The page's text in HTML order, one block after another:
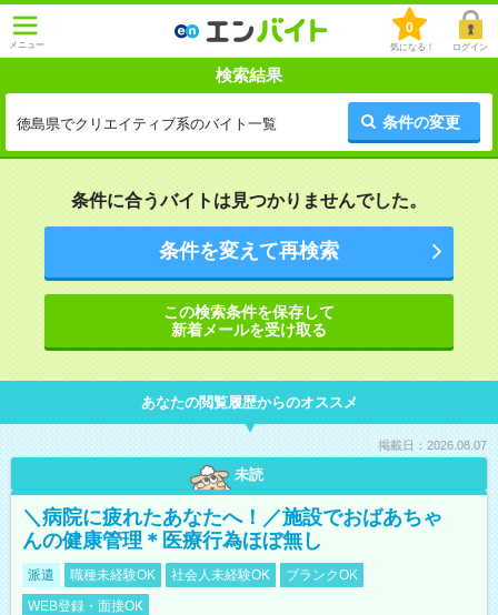
メニュー
0
気になる！ ログイン
検索結果
徳島県でクリエイティブ系のバイト一覧 条件の変更
条件に合うバイトは見つかりませんでした。
条件を変えて再検索
この検索条件を保存して
新着メールを受け取る
あなたの閲覧履歴からのオススメ
掲載日：2026.08.07
未読
＼病院に疲れたあなたへ！／施設でおばあちゃ
んの健康管理＊医療行為ほぼ無し
派遣 職種未経験OK 社会人未経験OK
ブランクOK
WEB登録・面接OK